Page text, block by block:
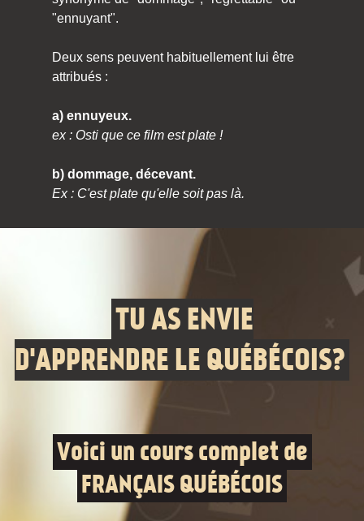
"ennuyant".
Deux sens peuvent habituellement lui être
attribués :
a) ennuyeux.
ex : Osti que ce film est plate !
b) dommage, décevant.
Ex : C'est plate qu'elle soit pas là.
TU AS ENVIE
D'APPRENDRE LE QUÉBÉCOIS?
Voici un cours complet de
FRANÇAIS QUÉBÉCOIS